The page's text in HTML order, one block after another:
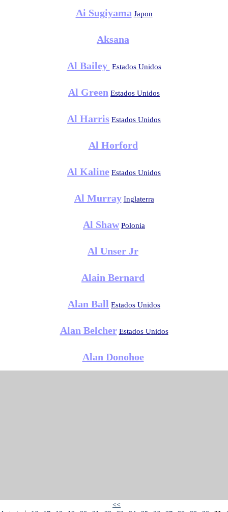
Ai Sugiyama Japon
Aksana
Al Bailey Estados Unidos
Al Green Estados Unidos
Al Harris Estados Unidos
Al Horford
Al Kaline Estados Unidos
Al Murray Inglaterra
Al Shaw Polonia
Al Unser Jr
Alain Bernard
Alan Ball Estados Unidos
Alan Belcher Estados Unidos
Alan Donohoe
<<